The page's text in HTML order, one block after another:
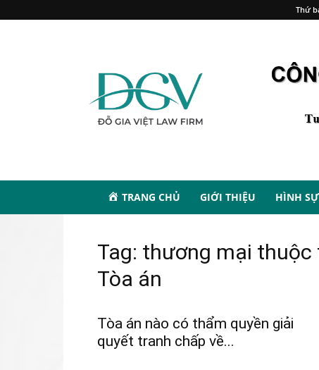
Thứ
TRANG CHỦ GIỚI THIỆU HÌNH SỰ
Tag: thương mại
Tòa án
Tòa án nào có thẩm quyền giải
quyết tranh chấp về...